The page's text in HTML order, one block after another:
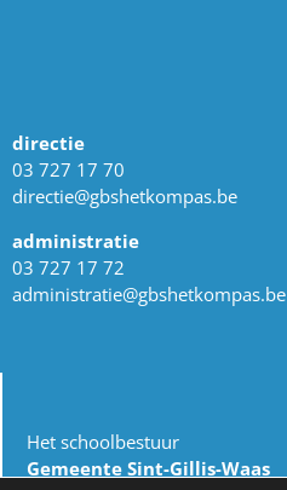
directie
03 727 17 70
directie@gbshetkompas.be
administratie
03 727 17 72
administratie@gbshetkompas.be
Het schoolbestuur
Gemeente Sint-Gillis-Waas